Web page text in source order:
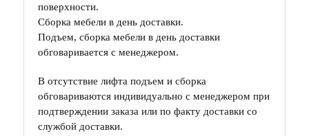
поверхности.
Сборка мебели в день доставки.
Подъем, сборка мебели в день доставки
обговаривается с менеджером.
В отсутствие лифта подъем и сборка
обговариваются индивидуально с менеджером при
подтверждении заказа или по факту доставки со
службой доставки.